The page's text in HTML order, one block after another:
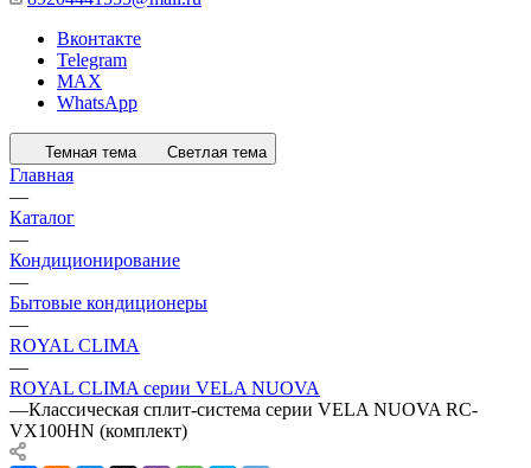
Вконтакте
Telegram
MAX
WhatsApp
Темная тема Светлая тема
Главная
—
Каталог
—
Кондиционирование
—
Бытовые кондиционеры
—
ROYAL CLIMA
—
ROYAL CLIMA серии VELA NUOVA
—Классическая сплит-система серии VELA NUOVA RC-
VX100HN (комплект)